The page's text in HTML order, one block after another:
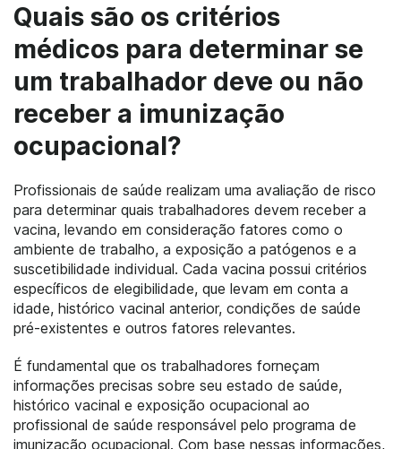
Quais são os critérios
médicos para determinar se
um trabalhador deve ou não
receber a imunização
ocupacional?
Profissionais de saúde realizam uma avaliação de risco
para determinar quais trabalhadores devem receber a
vacina, levando em consideração fatores como o
ambiente de trabalho, a exposição a patógenos e a
suscetibilidade individual. Cada vacina possui critérios
específicos de elegibilidade, que levam em conta a
idade, histórico vacinal anterior, condições de saúde
pré-existentes e outros fatores relevantes.
É fundamental que os trabalhadores forneçam
informações precisas sobre seu estado de saúde,
histórico vacinal e exposição ocupacional ao
profissional de saúde responsável pelo programa de
imunização ocupacional. Com base nessas informações,